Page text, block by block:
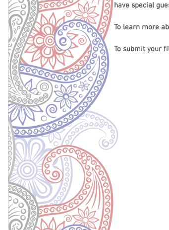
have special
To learn more
To submit your